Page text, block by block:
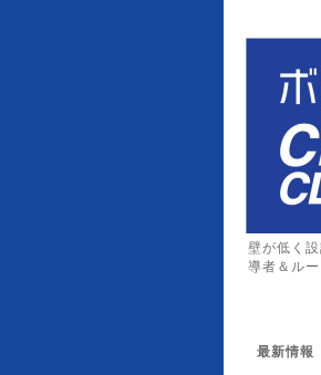
壁が低く
導者＆ル
最新情報